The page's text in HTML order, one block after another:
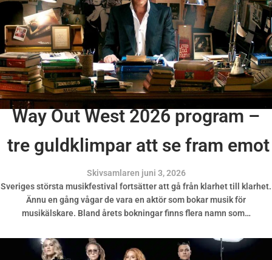
Way Out West 2026 program –
tre guldklimpar att se fram emot
Skivsamlaren juni 3, 2026
Sveriges största musikfestival fortsätter att gå från klarhet till klarhet.
Ännu en gång vågar de vara en aktör som bokar musik för
musikälskare. Bland årets bokningar finns flera namn som…